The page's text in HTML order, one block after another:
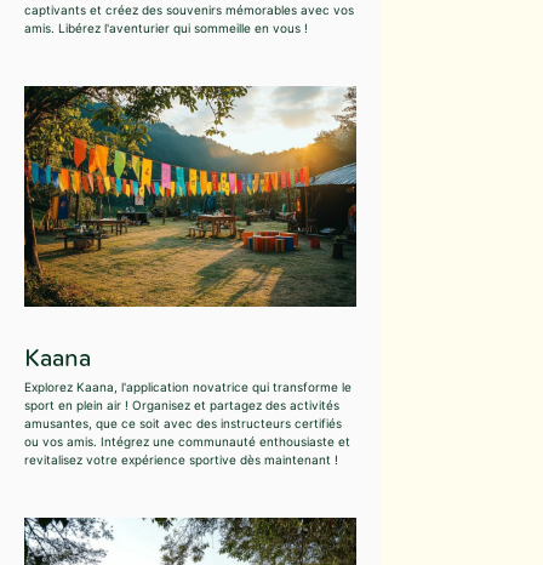
captivants et créez des souvenirs mémorables avec vos
amis. Libérez l'aventurier qui sommeille en vous !
Kaana
Explorez Kaana, l'application novatrice qui transforme le
sport en plein air ! Organisez et partagez des activités
amusantes, que ce soit avec des instructeurs certifiés
ou vos amis. Intégrez une communauté enthousiaste et
revitalisez votre expérience sportive dès maintenant !